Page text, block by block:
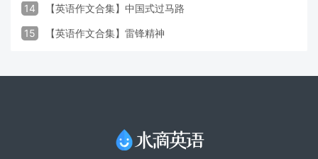
14 【英语作文合集】中国式过马路
15 【英语作文合集】雷锋精神